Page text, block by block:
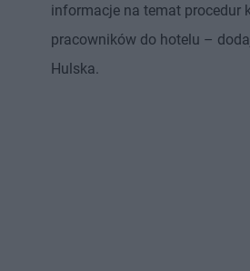
informacje na temat procedur
pracowników do hotelu –
Hulska.